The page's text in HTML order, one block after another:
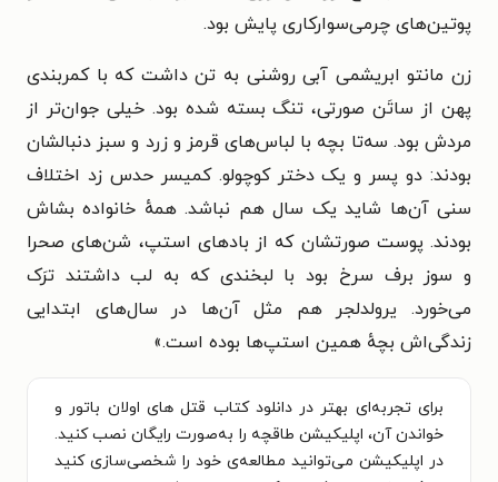
پوتین‌های چرمی‌سوارکاری پایش بود.
زن مانتو ابریشمی آبی روشنی به تن داشت که با کمربندی
پهن از ساتَن صورتی، تنگ بسته شده بود. خیلی جوان‌تر از
مردش بود. سه‌تا بچه با لباس‌های قرمز و زرد و سبز دنبالشان
بودند: دو پسر و یک دختر کوچولو. کمیسر حدس زد اختلاف
سنی آن‌ها شاید یک سال هم نباشد. همهٔ خانواده بشاش
بودند. پوست صورتشان که از بادهای استپ، شن‌های صحرا
و سوز برف سرخ بود با لبخندی که به لب داشتند ترَک
می‌خورد. یرولدلجر هم مثل آن‌ها در سال‌های ابتدایی
زندگی‌اش بچهٔ همین استپ‌ها بوده است.»
برای تجربه‌ای بهتر در دانلود کتاب قتل های اولان باتور و
خواندن آن، اپلیکیشن طاقچه را به‌صورت رایگان نصب کنید.
در اپلیکیشن می‌توانید مطالعه‌ی خود را شخصی‌سازی کنید